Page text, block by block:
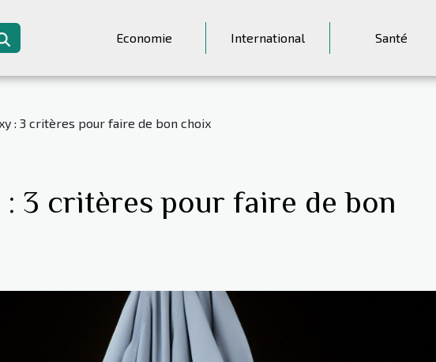
Economie International Santé
: 3 critères pour faire de bon choix
3 critères pour faire de bon